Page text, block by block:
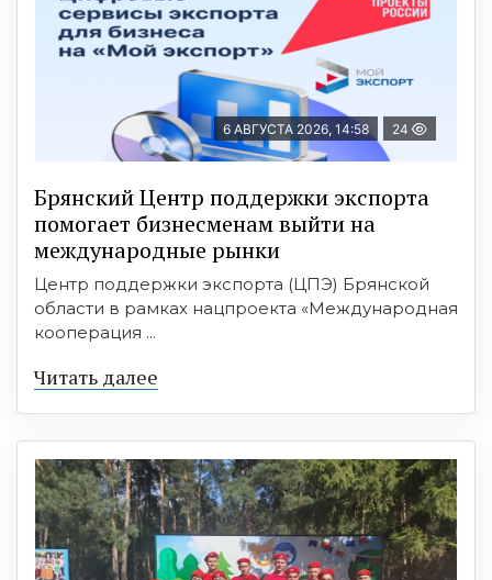
6 АВГУСТА 2026, 14:58 24
Брянский Центр поддержки экспорта
помогает бизнесменам выйти на
международные рынки
Центр поддержки экспорта (ЦПЭ) Брянской
области в рамках нацпроекта «Международная
кооперация ...
Читать далее